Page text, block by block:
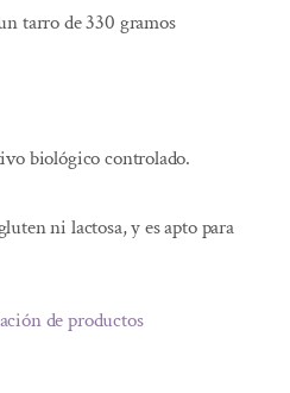
tarro de 330 gramos
biológico controlado.
ni lactosa, y es apto para
de productos